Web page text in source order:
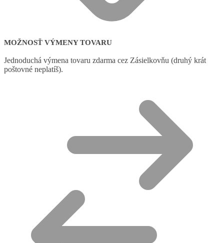
MOŽNOSŤ VÝMENY TOVARU
Jednoduchá výmena tovaru zdarma cez Zásielkovňu (druhý krát
poštovné neplatíš).